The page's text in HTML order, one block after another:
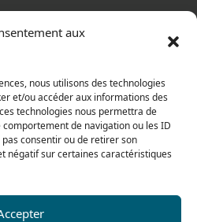
aux
nous utilisons des technologies
et/ou accéder aux informations des
technologies nous permettra de
de navigation ou les ID
consentir ou de retirer son
négatif sur certaines caractéristiques
venta
a 17h20
a 16h